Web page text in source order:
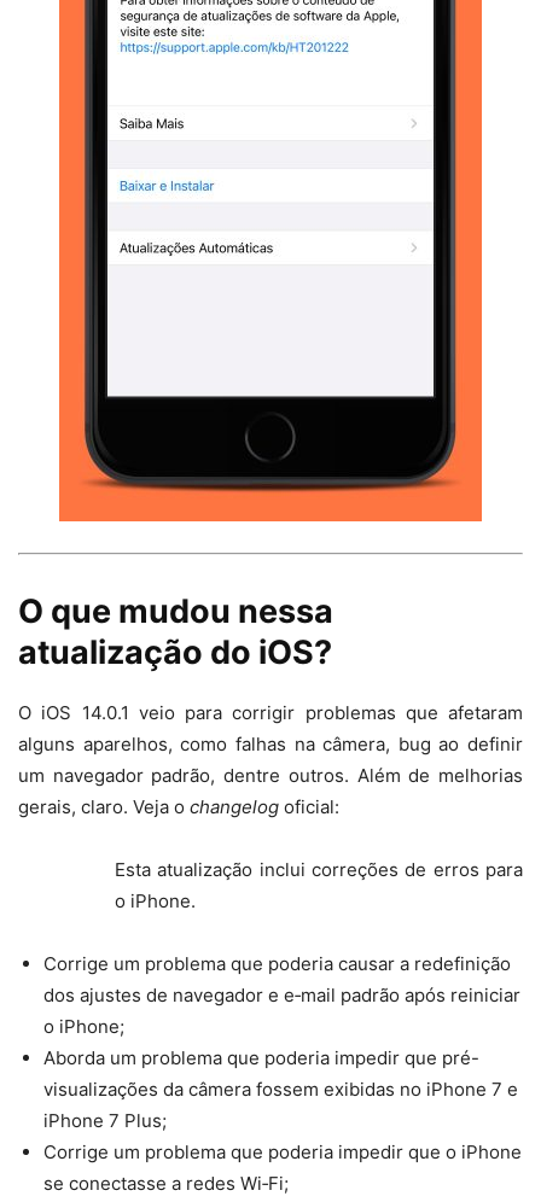
O que mudou nessa
atualização do iOS?
O iOS 14.0.1 veio para corrigir problemas que afetaram
alguns aparelhos, como falhas na câmera, bug ao definir
um navegador padrão, dentre outros. Além de melhorias
gerais, claro. Veja o changelog oficial:
Esta atualização inclui correções de erros para
o iPhone.
Corrige um problema que poderia causar a redefinição
dos ajustes de navegador e e‑mail padrão após reiniciar
o iPhone;
Aborda um problema que poderia impedir que pré-
visualizações da câmera fossem exibidas no iPhone 7 e
iPhone 7 Plus;
Corrige um problema que poderia impedir que o iPhone
se conectasse a redes Wi‑Fi;